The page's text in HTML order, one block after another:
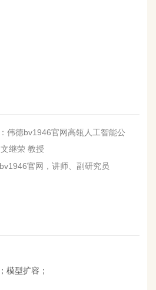
伟德bv1946官网高瓴人工智能公
继荣 教授
官网，讲师、副研究员
模型扩容；